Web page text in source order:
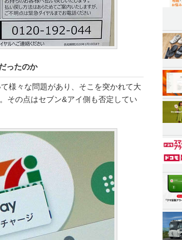
ったのか
様々な問題があり、そこを突かれて大
その点はセブン&アイ側も否定してい